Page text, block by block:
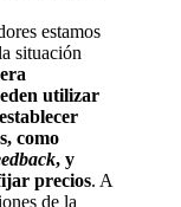
estamos
situación
utilizar
como
, y
precios. A
de la